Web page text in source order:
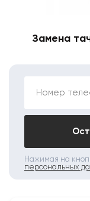
Замена
Номер
Нажимая на
персональных